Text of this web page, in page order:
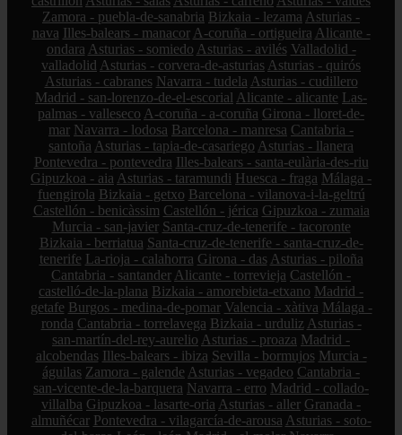
Zamora - puebla-de-sanabria Bizkaia - lezama Asturias -
nava Illes-balears - manacor A-coruña - ortigueira Alicante -
ondara Asturias - somiedo Asturias - avilés Valladolid -
valladolid Asturias - corvera-de-asturias Asturias - quirós
Asturias - cabranes Navarra - tudela Asturias - cudillero
Madrid - san-lorenzo-de-el-escorial Alicante - alicante Las-
palmas - valleseco A-coruña - a-coruña Girona - lloret-de-
mar Navarra - lodosa Barcelona - manresa Cantabria -
santoña Asturias - tapia-de-casariego Asturias - llanera
Pontevedra - pontevedra Illes-balears - santa-eulària-des-riu
Gipuzkoa - aia Asturias - taramundi Huesca - fraga Málaga -
fuengirola Bizkaia - getxo Barcelona - vilanova-i-la-geltrú
Castellón - benicàssim Castellón - jérica Gipuzkoa - zumaia
Murcia - san-javier Santa-cruz-de-tenerife - tacoronte
Bizkaia - berriatua Santa-cruz-de-tenerife - santa-cruz-de-
tenerife La-rioja - calahorra Girona - das Asturias - piloña
Cantabria - santander Alicante - torrevieja Castellón -
castelló-de-la-plana Bizkaia - amorebieta-etxano Madrid -
getafe Burgos - medina-de-pomar Valencia - xàtiva Málaga -
ronda Cantabria - torrelavega Bizkaia - urduliz Asturias -
san-martín-del-rey-aurelio Asturias - proaza Madrid -
alcobendas Illes-balears - ibiza Sevilla - bormujos Murcia -
águilas Zamora - galende Asturias - vegadeo Cantabria -
san-vicente-de-la-barquera Navarra - erro Madrid - collado-
villalba Gipuzkoa - lasarte-oria Asturias - aller Granada -
almuñécar Pontevedra - vilagarcía-de-arousa Asturias - soto-